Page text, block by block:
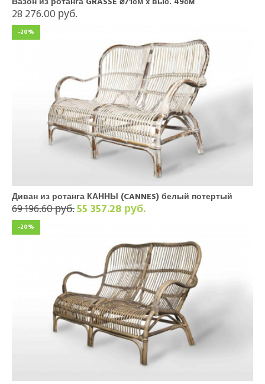
28 276.00 руб.
-20%
Диван из ротанга КАННЫ (CANNES) белый потертый
69 196.60 руб.55 357.28 руб.
-20%